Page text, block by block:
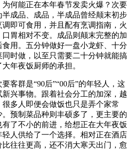
何能正在本年春节发卖火爆？次要
成品、成品，半成品曾经颠末初步
即可食用，并且配有烹调指南，火
胃相对不变。成品则颠末完整的加
用。五分钟做好一盘小龙虾、十分
时做，以至只需要二十分钟就能搞
年夜饭厨师的承担。
群是“90后”“00后”的年轻人，这
兴事物。跟着社会分工的加深，越
多人即便会做饭也只是弄个家常
预制菜品种则丰硕多了，更主要的
了不小的前进，给想正在大年夜饭
轻人供给了一个选择。相对正在酒店
往往更高，还不消大寒天出门，愈